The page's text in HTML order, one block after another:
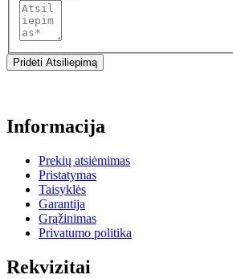
Pridėti Atsiliepimą
Informacija
Prekių atsiėmimas
Pristatymas
Taisyklės
Garantija
Grąžinimas
Privatumo politika
Rekvizitai